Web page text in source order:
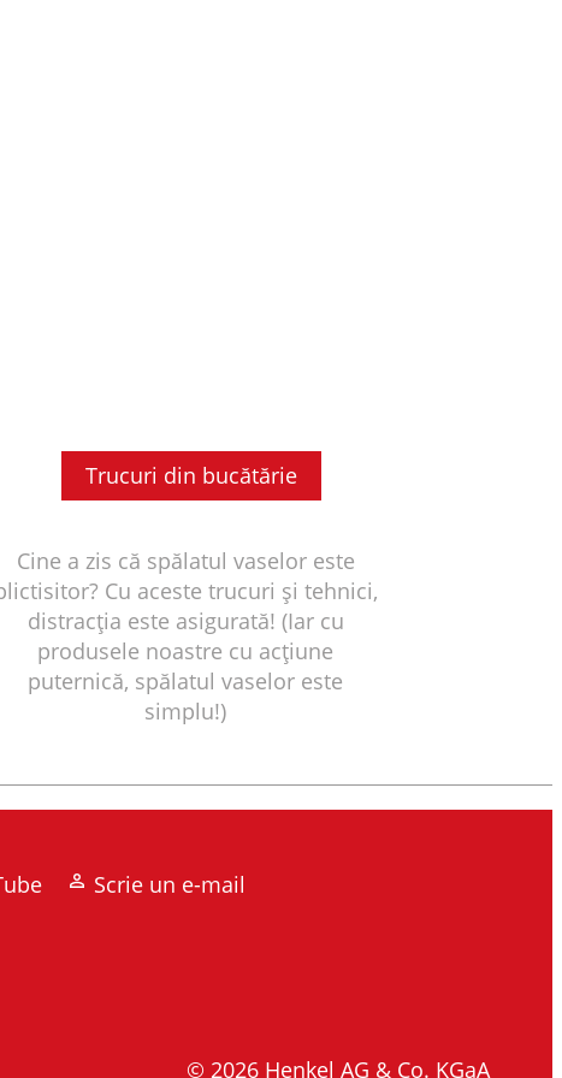
Trucuri din bucătărie
Cine a zis că spălatul vaselor este
Cu aceste trucuri și tehnici,
distracția este asigurată! (Iar cu
produsele noastre cu acțiune
puternică, spălatul vaselor este
simplu!)
Scrie un e-mail
© 2026 Henkel AG & Co. KGaA